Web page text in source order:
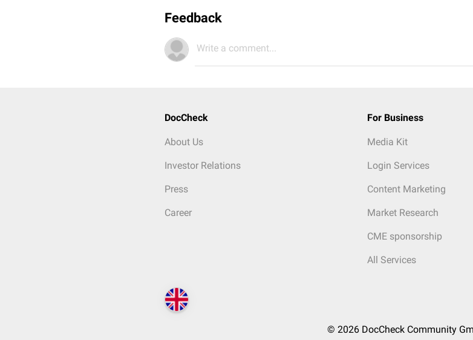
Feedback
Write a comment...
DocCheck
About Us
Investor Relations
Press
Career
For Business
Media Kit
Login Services
Content Marketing
Market Research
CME sponsorship
All Services
© 2026 DocCheck Community